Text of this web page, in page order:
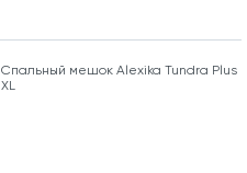
Спальный мешок Alexika Tundra Plus
XL